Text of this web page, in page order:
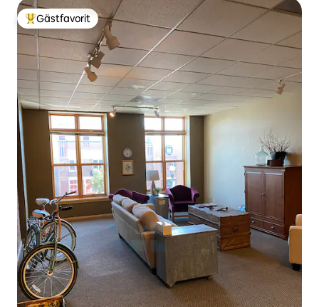
Populär gästfavorit
Gästfavorit